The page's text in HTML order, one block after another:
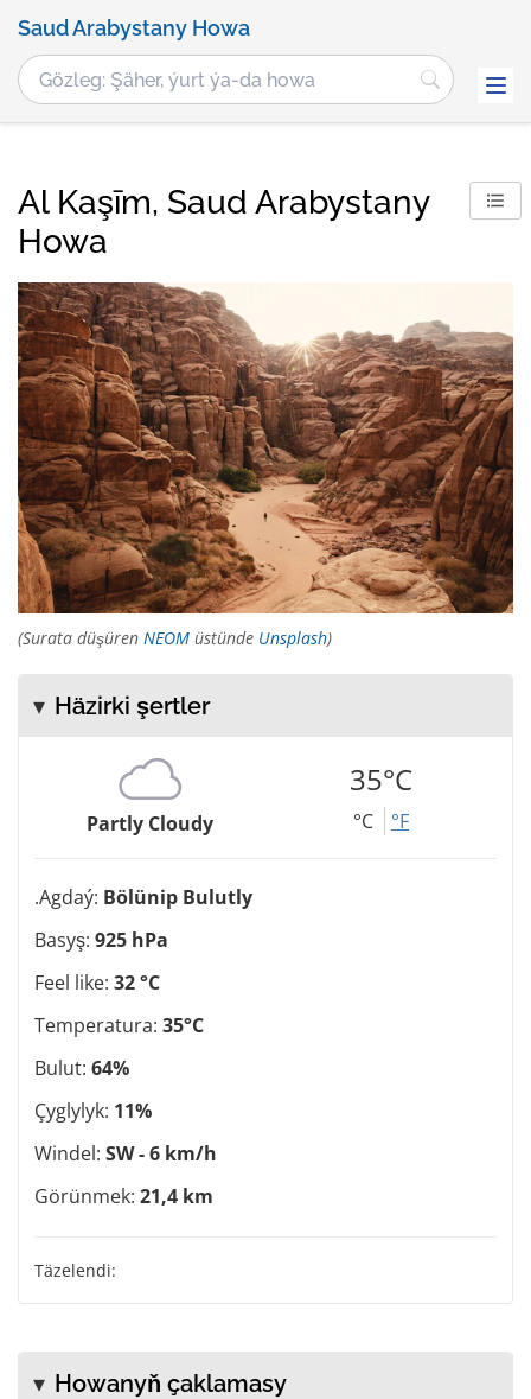
Saud Arabystany Howa
Al Kaşīm, Saud Arabystany
Howa
(Surata düşüren NEOM üstünde Unsplash)
Häzirki şertler
Partly Cloudy
35°C
°C °F
.Agdaý: Bölünip Bulutly
Basyş: 925 hPa
Feel like: 32 °C
Temperatura: 35°C
Bulut: 64%
Çyglylyk: 11%
Windel: SW - 6 km/h
Görünmek: 21,4 km
Täzelendi:
Howanyň çaklamasy